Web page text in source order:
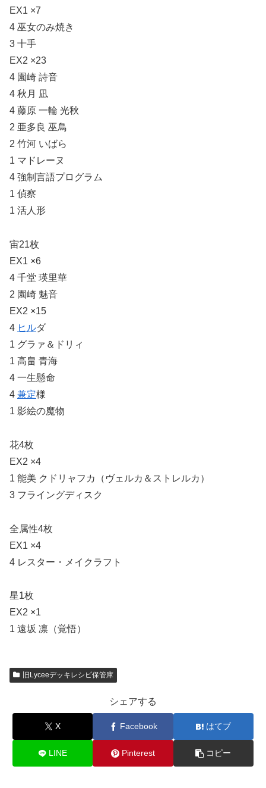
EX1 ×7
4 巫女のみ焼き
3 十手
EX2 ×23
4 園崎 詩音
4 秋月 凪
4 藤原 一輪 光秋
2 亜多良 巫鳥
2 竹河 いばら
1 マドレーヌ
4 強制言語プログラム
1 偵察
1 活人形
宙21枚
EX1 ×6
4 千堂 瑛里華
2 園崎 魅音
EX2 ×15
4 ヒルダ
1 グラァ＆ドリィ
1 高畠 青海
4 一生懸命
4 兼定様
1 影絵の魔物
花4枚
EX2 ×4
1 能美 クドリャフカ（ヴェルカ＆ストレルカ）
3 フライングディスク
全属性4枚
EX1 ×4
4 レスター・メイクラフト
星1枚
EX2 ×1
1 遠坂 凛（覚悟）
旧Lyceeデッキレシピ保管庫
シェアする
X Facebook はてブ
LINE Pinterest コピー